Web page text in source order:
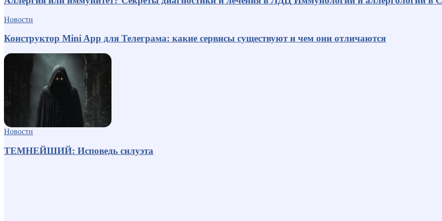
Новости
Конструктор Mini App для Телеграма: какие сервисы существуют и чем они отличаются
Новости
ТЕМНЕЙШИЙ: Исповедь силуэта